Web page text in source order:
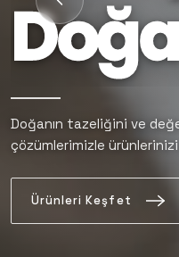
Her
Doğanın tazeliğini ve
çözümlerimizle ürünlerinizi
Ürünleri Keşfet